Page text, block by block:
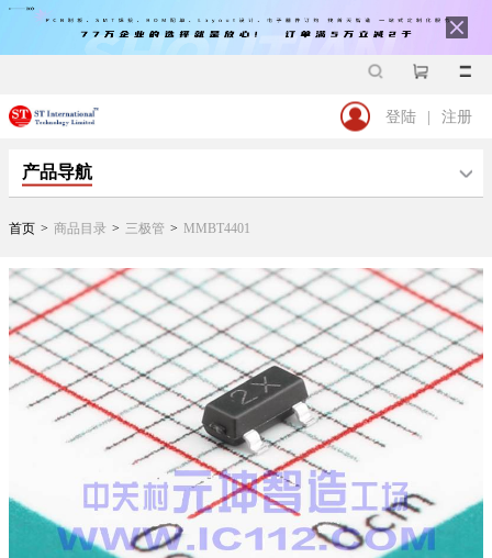
登陆 | 注册
产品导航
首页 > 商品目录 > 三极管 > MMBT4401